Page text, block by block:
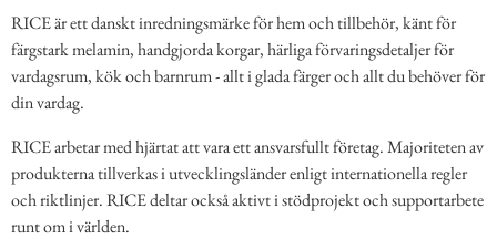
RICE är ett danskt inredningsmärke för hem och tillbehör, känt för
färgstark melamin, handgjorda korgar, härliga förvaringsdetaljer för
vardagsrum, kök och barnrum - allt i glada färger och allt du behöver för
din vardag.
RICE arbetar med hjärtat att vara ett ansvarsfullt företag. Majoriteten av
produkterna tillverkas i utvecklingsländer enligt internationella regler
och riktlinjer. RICE deltar också aktivt i stödprojekt och supportarbete
runt om i världen.